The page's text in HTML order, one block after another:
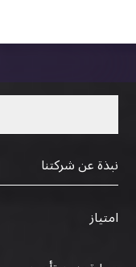
نبذة عن شركتنا
امتياز